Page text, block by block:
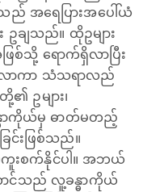
အရေပြားအပေါ်ယံ
ဥချသည်။ ထိုဥများ
ြစ်သို့ ရောက်ရှိလာပြီး
လာကာ သံသရာလည်
၏ ဥများ၊
ဓာကိုယ်မှ ဓာတ်မတည့်
ြင်းဖြစ်သည်။
ကူးစက်နိုင်ပါ။ အဘယ်
ာင်သည် လူ့ခန္ဓာကိုယ်